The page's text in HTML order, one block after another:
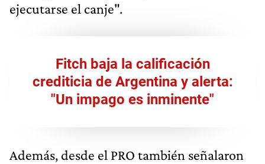
ejecutarse el canje".
Fitch baja la calificación
crediticia de Argentina y alerta:
"Un impago es inminente"
Además, desde el PRO también señalaron